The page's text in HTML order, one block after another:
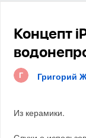
Концепт
Григорий
Из керамики.